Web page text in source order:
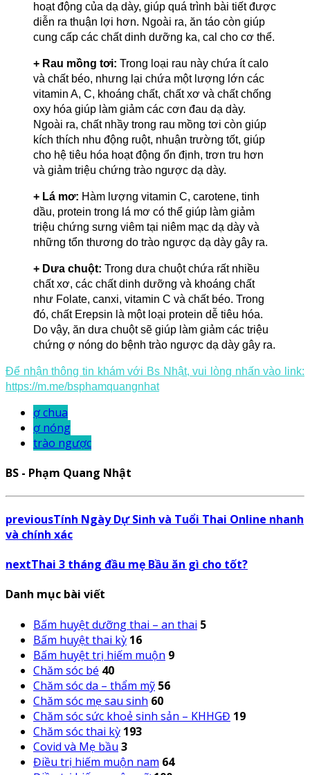
hoạt động của dạ dày, giúp quá trình bài tiết được
diễn ra thuận lợi hơn. Ngoài ra, ăn táo còn giúp
cung cấp các chất dinh dưỡng ka, cal cho cơ thể.
+ Rau mồng tơi: Trong loại rau này chứa ít calo
và chất béo, nhưng lại chứa một lượng lớn các
vitamin A, C, khoáng chất, chất xơ và chất chống
oxy hóa giúp làm giảm các cơn đau dạ dày.
Ngoài ra, chất nhầy trong rau mồng tơi còn giúp
kích thích nhu động ruột, nhuận trường tốt, giúp
cho hệ tiêu hóa hoạt động ổn định, trơn tru hơn
và giảm triệu chứng trào ngược dạ dày.
+ Lá mơ: Hàm lượng vitamin C, carotene, tinh
dầu, protein trong lá mơ có thể giúp làm giảm
triệu chứng sưng viêm tại niêm mạc dạ dày và
những tổn thương do trào ngược dạ dày gây ra.
+ Dưa chuột: Trong dưa chuột chứa rất nhiều
chất xơ, các chất dinh dưỡng và khoáng chất
như Folate, canxi, vitamin C và chất béo. Trong
đó, chất Erepsin là một loại protein dễ tiêu hóa.
Do vậy, ăn dưa chuột sẽ giúp làm giảm các triệu
chứng ợ nóng do bệnh trào ngược dạ dày gây ra.
Để nhận thông tin khám với Bs Nhật, vui lòng nhấn vào link:
https://m.me/bsphamquangnhat
ợ chua
ợ nóng
trào ngược
BS - Phạm Quang Nhật
previousTính Ngày Dự Sinh và Tuổi Thai Online nhanh
và chính xác
nextThai 3 tháng đầu mẹ Bầu ăn gì cho tốt?
Danh mục bài viết
Bấm huyệt dưỡng thai – an thai 5
Bấm huyệt thai kỳ 16
Bấm huyệt trị hiếm muộn 9
Chăm sóc bé 40
Chăm sóc da – thẩm mỹ 56
Chăm sóc mẹ sau sinh 60
Chăm sóc sức khoẻ sinh sản – KHHGĐ 19
Chăm sóc thai kỳ 193
Covid và Mẹ bầu 3
Điều trị hiếm muộn nam 64